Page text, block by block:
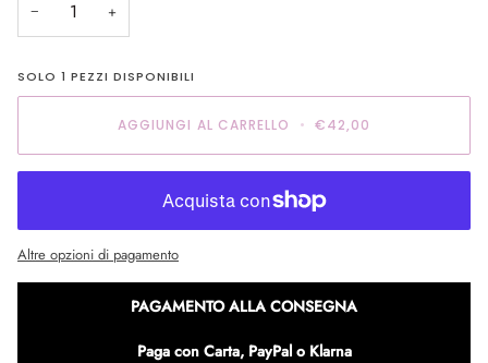
− +
SOLO1 PEZZI DISPONIBILI
AGGIUNGI AL CARRELLO • €42,00
Altre opzioni di pagamento
PAGAMENTO ALLA CONSEGNA
Paga con Carta, PayPal o Klarna